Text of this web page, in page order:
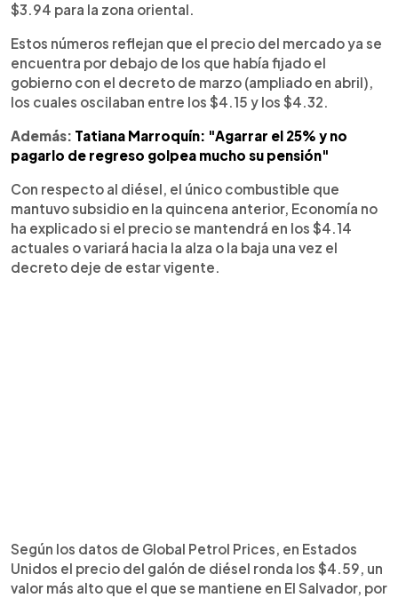
$3.94 para la zona oriental.
Estos números reflejan que el precio del mercado ya se
encuentra por debajo de los que había fijado el
gobierno con el decreto de marzo (ampliado en abril),
los cuales oscilaban entre los $4.15 y los $4.32.
Además: Tatiana Marroquín: "Agarrar el 25% y no
pagarlo de regreso golpea mucho su pensión"
Con respecto al diésel, el único combustible que
mantuvo subsidio en la quincena anterior, Economía no
ha explicado si el precio se mantendrá en los $4.14
actuales o variará hacia la alza o la baja una vez el
decreto deje de estar vigente.
Según los datos de Global Petrol Prices, en Estados
Unidos el precio del galón de diésel ronda los $4.59, un
valor más alto que el que se mantiene en El Salvador, por